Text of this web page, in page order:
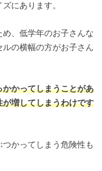
にあります。
、低学年のお子さんな
の横幅の方がお子さん
かってしまうことがあ
増してしまうわけです
かってしまう危険性も